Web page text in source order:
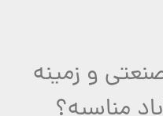
و زمینه